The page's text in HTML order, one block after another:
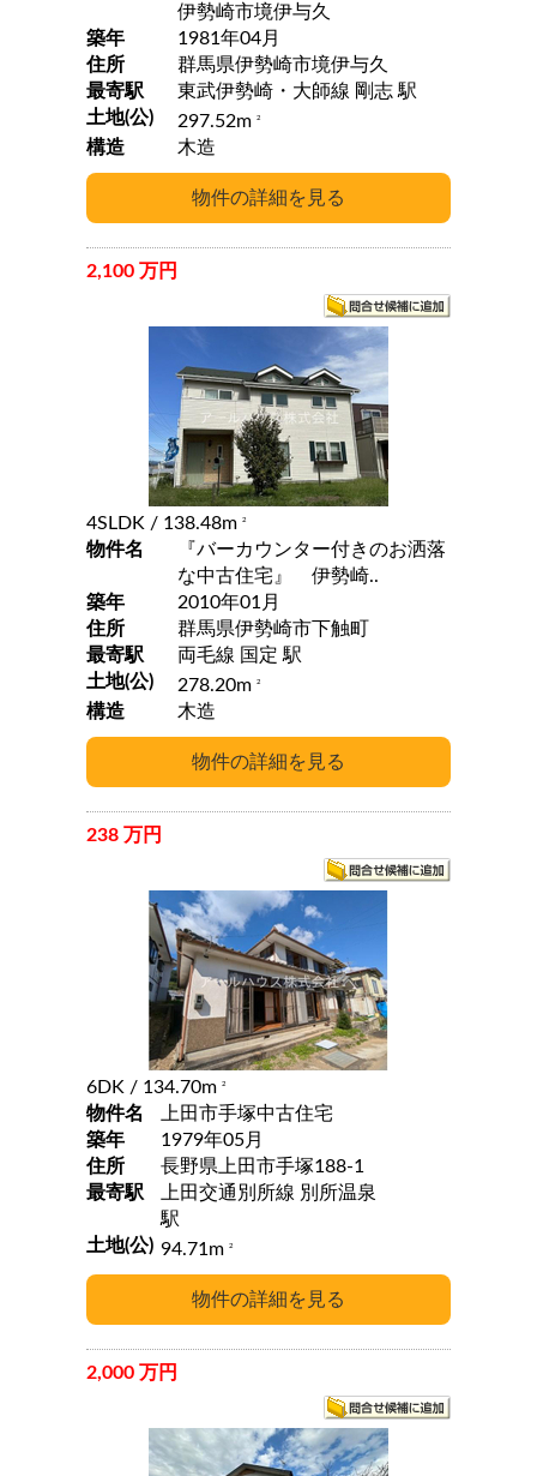
伊勢崎市境伊与久
築年
1981年04月
住所
群馬県伊勢崎市境伊与久
最寄駅
東武伊勢崎・大師線 剛志 駅
土地(公)
297.52m 2
構造 木造
2,100 万円
4SLDK / 138.48m 2
物件名
『バーカウンター付きのお洒落
な中古住宅』 伊勢崎..
築年
2010年01月
住所
群馬県伊勢崎市下触町
最寄駅
両毛線 国定 駅
土地(公)
278.20m 2
構造 木造
238 万円
6DK / 134.70m 2
物件名
上田市手塚中古住宅
築年
1979年05月
住所
長野県上田市手塚188-1
最寄駅
上田交通別所線 別所温泉
駅
土地(公) 94.71m 2
2,000 万円